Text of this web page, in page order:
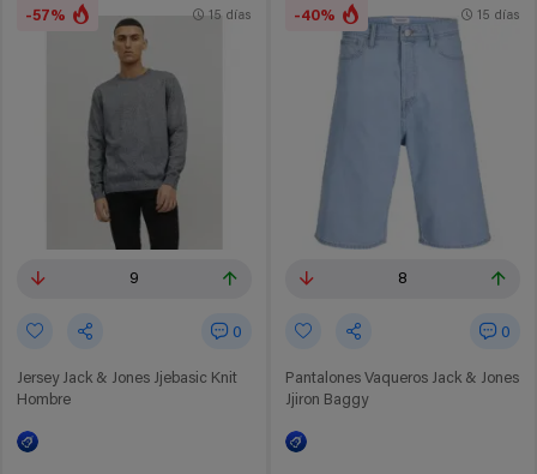
-57%
9
0
Jersey Jack & Jones Jjebasic Knit
Hombre
15 días -40%
8
0
Pantalones Vaqueros Jack & Jones
Jjiron Baggy
15 días